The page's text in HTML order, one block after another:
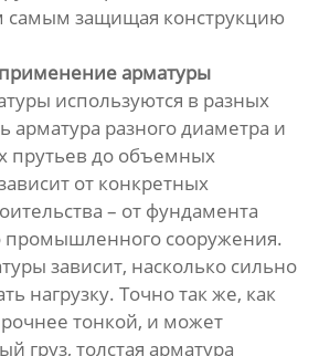
самым защищая конструкцию
арматуры
используются в разных
арматура разного диаметра и
прутьев до объемных
от конкретных
– от фундамента
промышленного сооружения.
зависит, насколько сильно
нагрузку. Точно так же, как
тонкой, и может
груз, толстая арматура